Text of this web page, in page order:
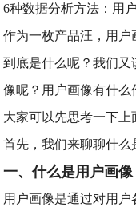
6种数据分析方法：用
作为一枚产品汪，用
到底是什么呢？我们
像呢？用户画像有什么
大家可以先思考一下上
首先，我们来聊聊什么
一、什么是用户画像
用户画像是通过对用